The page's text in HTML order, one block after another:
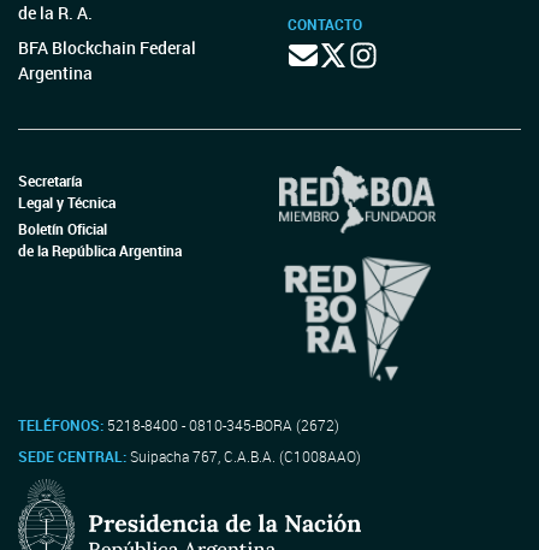
de la R. A.
BFA Blockchain Federal
Argentina
CONTACTO
Secretaría
Legal y Técnica
Boletín Oficial
de la República Argentina
TELÉFONOS: 5218-8400 - 0810-345-BORA (2672)
SEDE CENTRAL:Suipacha 767, C.A.B.A. (C1008AAO)